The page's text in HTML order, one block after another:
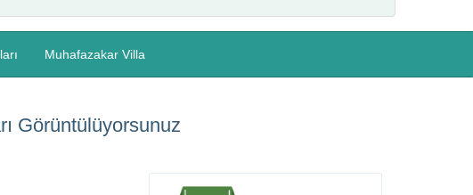
Muhafazakar Villa
Görüntülüyorsunuz